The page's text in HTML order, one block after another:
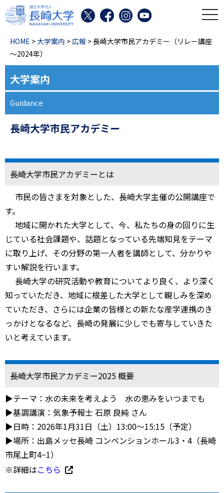
HOME >大学案内 >広報 > 長崎大学市民アカデミー（リレー講座
～2024年）
大学案内
Guidance
長崎大学市民アカデミー
長崎大学市民アカデミーとは
市民の皆さまを対象とした、長崎大学主催の公開講座で
す。
地域に開かれた大学として、今、私たちの身の回りに生
じている社会課題や、話題となっている先端知見をテーマ
に取り上げ、その分野の第一人者を講師として、分かりや
すい解説を行います。
長崎大学の研究活動や教育についてより良く、より深く
知っていただき、地域に根差した大学として親しみを深め
ていただき、さらには企業の皆様との新たな産学連携のき
っかけとなるなど、長崎の発展に少しでも寄与していきた
いと考えています。
長崎大学市民アカデミー2025 概要
▶テーマ：水の未来を考えよう 水の恵みをいつまでも
▶基調講演：気象予報士 石原 良純 さん
▶日時：2026年1月31日（土）13:00～15:15（予定）
▶場所：出島メッセ長崎 コンベンションホール3・4（長崎
市尾上町4−1）
※詳細はこちら